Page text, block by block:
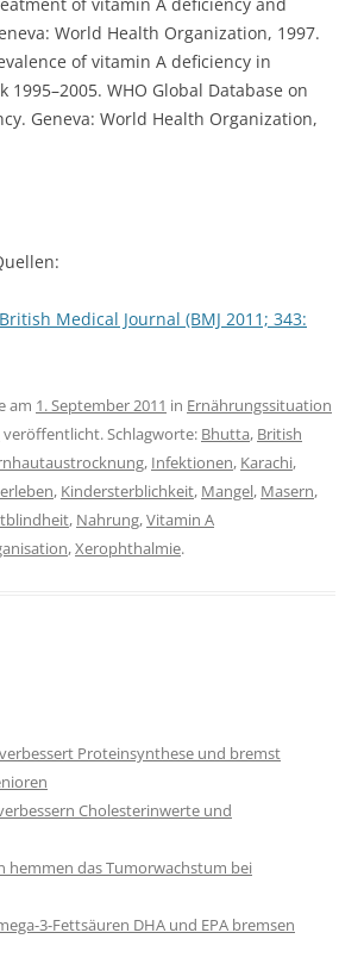
of vitamin A deficiency and
World Health Organization, 1997.
of vitamin A deficiency in
WHO Global Database on
Geneva: World Health Organization,
Medical Journal (BMJ 2011; 343:
am 1. September 2011 in Ernährungssituation
veröffentlicht. Schlagworte: Bhutta, British
, Infektionen, Karachi,
, Kindersterblichkeit, Mangel, Masern,
, Nahrung,Vitamin A
,Xerophthalmie.
Proteinsynthese und bremst
Cholesterinwerte und
hemmen das Tumorwachstum bei
3-Fettsäuren DHA und EPA bremsen